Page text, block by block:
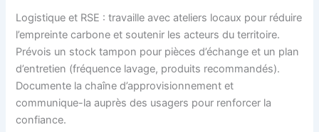
Logistique et RSE : travaille avec ateliers locaux pour réduire
l’empreinte carbone et soutenir les acteurs du territoire.
Prévois un stock tampon pour pièces d’échange et un plan
d’entretien (fréquence lavage, produits recommandés).
Documente la chaîne d’approvisionnement et
communique-la auprès des usagers pour renforcer la
confiance.